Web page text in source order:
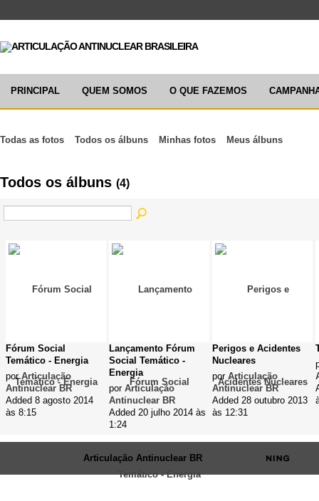
PRINCIPAL QUEM SOMOS O QUE FAZEMOS
Todas as fotos Todos os álbuns Minhas fotos Meus álbuns
Todos os álbuns (4)
Fórum Social
Temático - Energia
porArticulação
Antinuclear BR
Added 8 agosto 2014
às 8:15
Lançamento Fórum
Social Temático -
Energia
por Articulação
Antinuclear BR
Added 20 julho 2014 às
1:24
Perigos e Acidentes
Nucleares
por Articulação
Antinuclear BR
Added 28 outubro 2013
às 12:31
Articulação Antinuclear BR